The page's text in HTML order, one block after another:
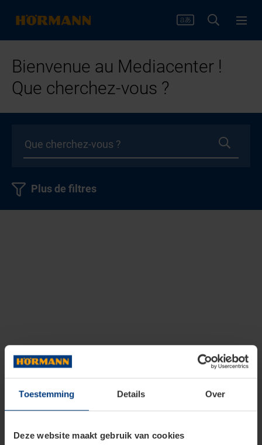
Toestemming Details Over
Deze website maakt gebruik van cookies
Bienvenue au Mediacenter !
Que cherchez-vous ?
Plus de filtres